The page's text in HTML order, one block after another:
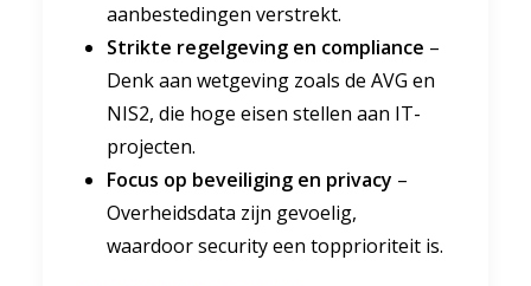
aanbestedingen verstrekt.
Strikte regelgeving en compliance –
Denk aan wetgeving zoals de AVG en
NIS2, die hoge eisen stellen aan IT-
projecten.
Focus op beveiliging en privacy –
Overheidsdata zijn gevoelig,
waardoor security een topprioriteit is.